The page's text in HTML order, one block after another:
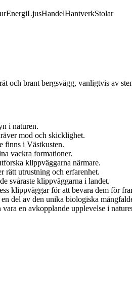
EnergiLjusHandelHantverkStolar
och brant bergsvägg, vanligtvis av
i naturen.
mod och skicklighet.
finns i Västkusten.
vackra formationer.
klippväggarna närmare.
rätt utrustning och erfarenhet.
svåraste klippväggarna i landet.
klippväggar för att bevara dem för
del av den unika biologiska
en avkopplande upplevelse i